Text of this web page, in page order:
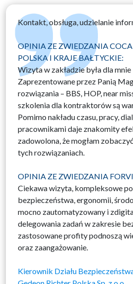
Kontakt, obsługa, udzielanie
OPINIA ZE ZWIEDZANIA
POLSKA I KRAJE BAŁTYCKIE:
Wizyta w zakładzie była dla
Zaprezentowane przez Panią
rozwiązania – BBS, HOP, near
szkolenia dla kontraktorów są
Pomimo nakładu czasu, pracy,
pracownikami daje znakomity
zadowolona, że mogłam
tych rozwiązaniach.
OPINIA ZE ZWIEDZANIA
Ciekawa wizyta, kompleksowe
bezpieczeństwa, ergonomii,
mocno zautomatyzowany i
delegowania zadań w zakresie
zastosowane profity podnoszą
oraz zaangażowanie.
Kierownik Działu